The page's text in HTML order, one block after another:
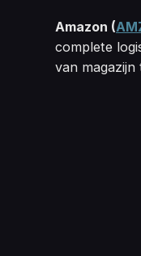
Amazon (
complete
van